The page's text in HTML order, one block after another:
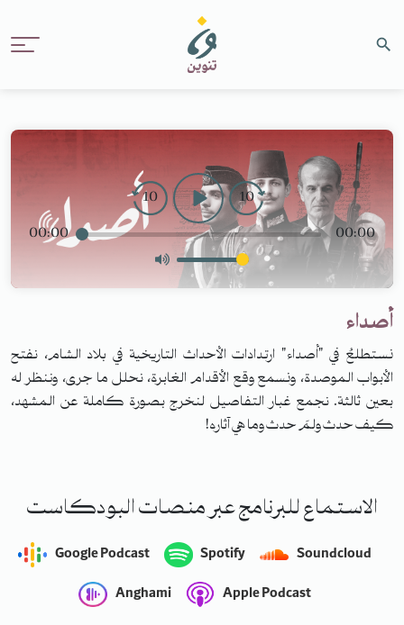
10
10
00:00
00:00
أصداء
نستطلعُ في "أصداء" ارتدادات الأحداث التاريخية في بلاد الشام، نفتح
الأبواب الموصدة، ونسمع وقع الأقدام الغابرة، نحلل ما جرى، وننظر له
بعين ثالثة. نجمع غبار التفاصيل لنخرج بصورة كاملة عن المشهد،
كيف حدث ولمَ حدث وما هي آثاره!
الاستماع للبرنامج عبر منصات البودكاست
Soundcloud
Spotify
Google Podcast
Apple Podcast
Anghami